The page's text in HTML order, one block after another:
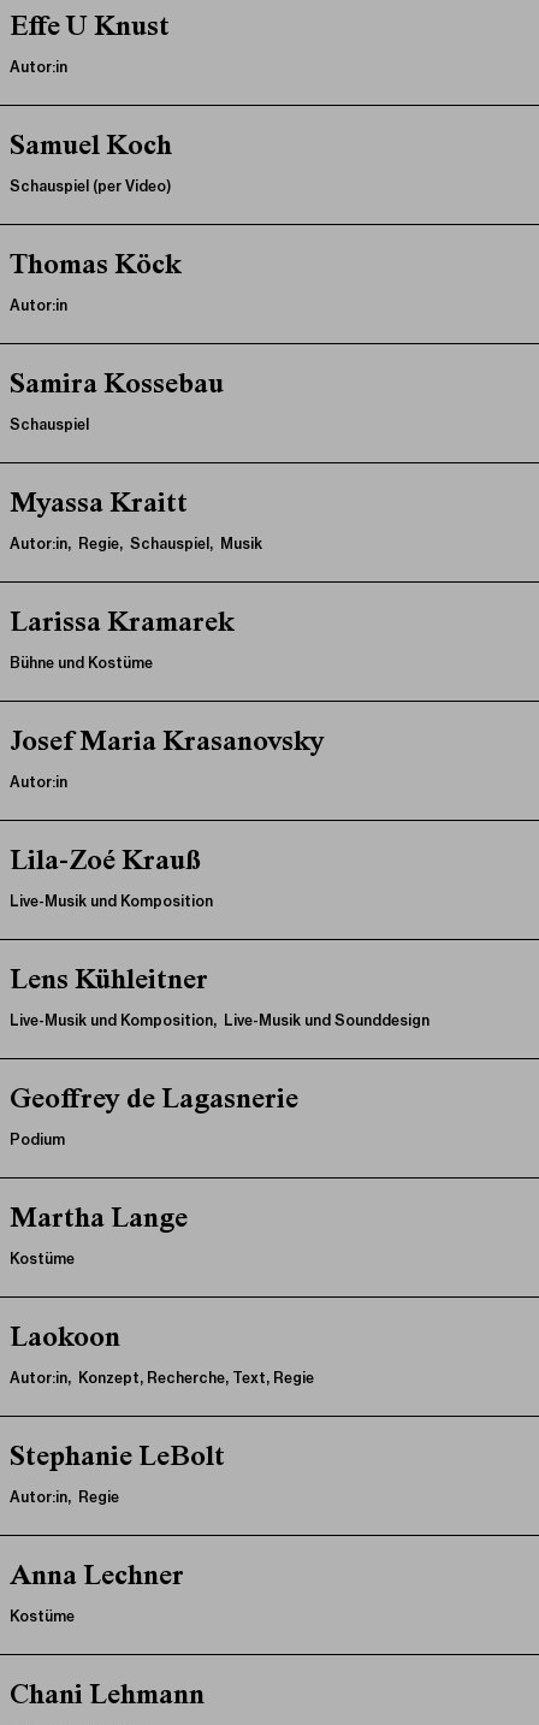
Effe U Knust
Autor:in
Samuel Koch
Schauspiel (per Video)
Thomas Köck
Autor:in
Samira Kossebau
Schauspiel
Myassa Kraitt
Autor:in, Regie, Schauspiel, Musik
Larissa Kramarek
Bühne und Kostüme
Josef Maria Krasanovsky
Autor:in
Lila-Zoé Krauß
Live-Musik und Komposition
Lens Kühleitner
Live-Musik und Komposition, Live-Musik und Sounddesign
Geoffrey de Lagasnerie
Podium
Martha Lange
Kostüme
Laokoon
Autor:in, Konzept, Recherche, Text, Regie
Stephanie LeBolt
Autor:in, Regie
Anna Lechner
Kostüme
Chani Lehmann